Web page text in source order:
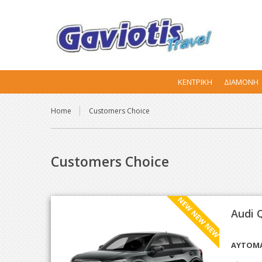
ΚΕΝΤΡΙΚΉ ΔΙΑΜΟΝΉ
Home Customers Choice
Customers Choice
NEW NEW NEW Audi